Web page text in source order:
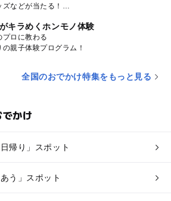
ズなどが当たる！
キラめくホンモノ体験
プロに教わる
の親子体験プログラム！
全国のおでかけ特集をもっと見る
かけ
帰り」スポット
う」スポット